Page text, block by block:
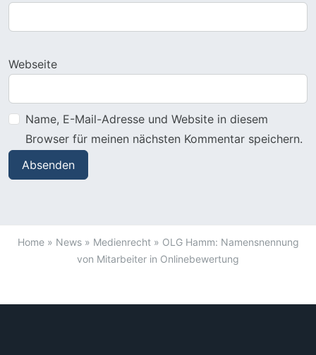
Webseite
Name, E-Mail-Adresse und Website in diesem
Browser für meinen nächsten Kommentar speichern.
Home» News» Medienrecht» OLG Hamm: Namensnennung
von Mitarbeiter in Onlinebewertung